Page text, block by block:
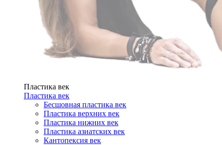
Пластика век
Пластика век
Бесшовная пластика век
Пластика верхних век
Пластика нижних век
Пластика азиатских век
Кантопексия век